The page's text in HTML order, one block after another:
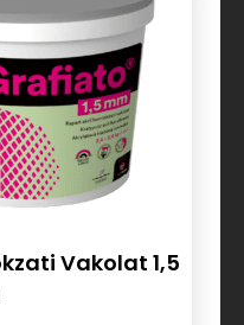
Vakolat 1,5